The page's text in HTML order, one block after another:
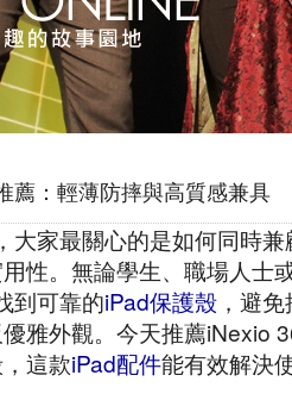
薦：輕薄防摔與高質感兼具
大家最關心的是如何同時兼
性。無論學生、職場人士
到可靠的iPad保護殼 ，避
雅外觀。今天推薦iNexio
這款iPad配件能有效解決